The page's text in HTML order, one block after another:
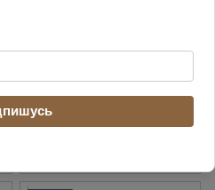
Кожаная женская сумка для